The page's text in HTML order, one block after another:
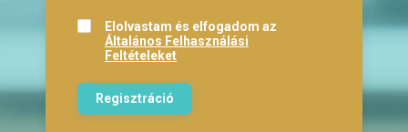
Elolvastam és elfogadom az
Általános Felhasználási
Feltételeket
Regisztráció